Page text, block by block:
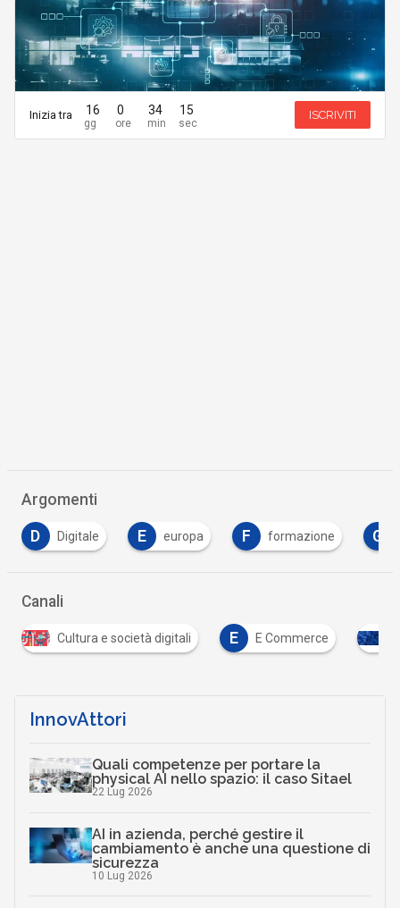
Inizia tra 16 0 34 15 ISCRIVITI
Argomenti
D Digitale E europa F formazione G
Canali
Cultura e società digitali E E Commerce
InnovAttori
Quali competenze per portare la
physical AI nello spazio: il caso Sitael
22 Lug 2026
AI in azienda, perché gestire il
cambiamento è anche una questione di
sicurezza
10 Lug 2026